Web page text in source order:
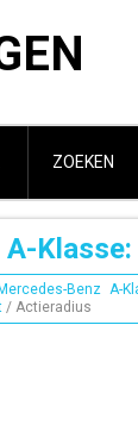
ZOEKEN
Mercedes-Benz A-
/ Actieradius